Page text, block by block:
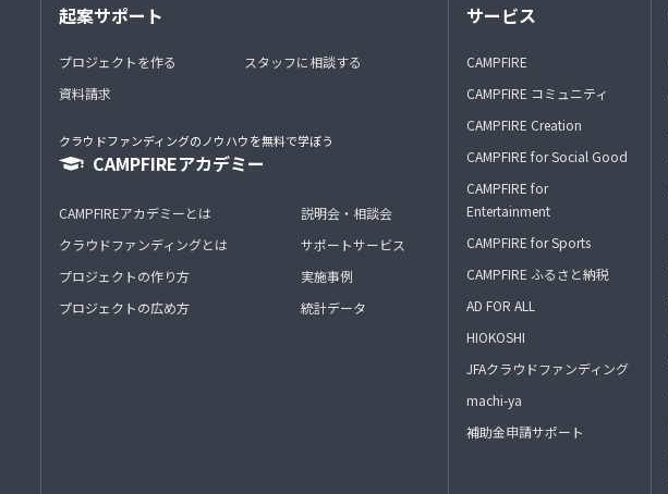
起案サポート
プロジェクトを作る
資料請求
スタッフに相談する
クラウドファンディングのノウハウを無料で学ぼう
CAMPFIREアカデミー
CAMPFIREアカデミーとは
クラウドファンディングとは
プロジェクトの作り方
プロジェクトの広め方
説明会・相談会
サポートサービス
実施事例
統計データ
サービス
CAMPFIRE
CAMPFIRE コミュニティ
CAMPFIRE Creation
CAMPFIRE for Social Good
CAMPFIRE for
Entertainment
CAMPFIRE for Sports
CAMPFIRE ふるさと納税
AD FOR ALL
HIOKOSHI
JFAクラウドファンディング
machi-ya
補助金申請サポート